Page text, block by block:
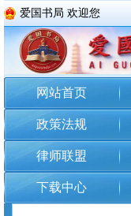
爱国书局 欢迎您
网站首页
政策法规
律师联盟
下载中心